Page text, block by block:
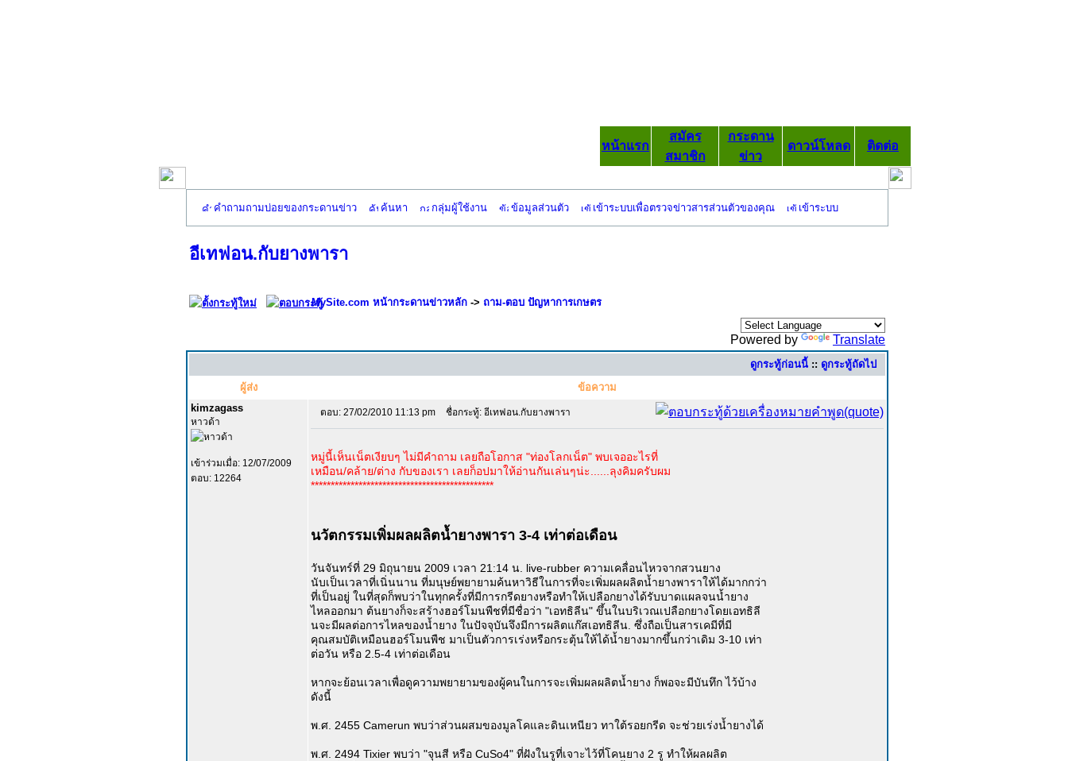
หน้าแรก
สมัคร
สมาชิก
กระดาน
ข่าว
ดาวน์โหลด ติดต่อ
คำถามถามบ่อยของกระดานข่าว ค้นหา กลุ่มผู้ใช้งาน ข้อมูลส่วนตัว เข้าระบบเพื่อตรวจข่าวสารส่วนตัวของคุณ เข้าระบบ
อีเทฟอน.กับยางพารา
MySite.com หน้ากระดานข่าวหลัก -> ถาม-ตอบ ปัญหาการเกษตร
Powered by Translate
ดูกระทู้ก่อนนี้ :: ดูกระทู้ถัดไป
ผู้ส่ง
ข้อความ
kimzagass
หาวด้า
เข้าร่วมเมื่อ: 12/07/2009
ตอบ: 12264
ตอบ: 27/02/2010 11:13 pm ชื่อกระทู้: อีเทฟอน.กับยางพารา
หมู่นี้เห็นเน็ตเงียบๆ ไม่มีคำถาม เลยถือโอกาส "ท่องโลกเน็ต" พบเจออะไรที่
เหมือน/คล้าย/ต่าง กับของเรา เลยก็อปมาให้อ่านกันเล่นๆน่ะ......ลุงคิมครับผม
**********************************************
นวัตกรรมเพิ่มผลผลิตน้ำยางพารา 3-4 เท่าต่อเดือน
วันจันทร์ที่ 29 มิถุนายน 2009 เวลา 21:14 น. live-rubber ความเคลื่อนไหวจากสวนยาง
นับเป็นเวลาที่เนิ่นนาน ที่มนุษย์พยายามค้นหาวิธีในการที่จะเพิ่มผลผลิตน้ำยางพาราให้ได้มากกว่า
ที่เป็นอยู่ ในที่สุดก็พบว่าในทุกครั้งที่มีการกรีดยางหรือทำให้เปลือกยางได้รับบาดแผลจนน้ำยาง
ไหลออกมา ต้นยางก็จะสร้างฮอร์โมนพืชที่มีชื่อว่า "เอทธิลีน" ขึ้นในบริเวณเปลือกยางโดยเอทธิลี
นจะมีผลต่อการไหลของน้ำยาง ในปัจจุบันจึงมีการผลิตแก๊สเอทธิลีน. ซึ่งถือเป็นสารเคมีที่มี
คุณสมบัติเหมือนฮอร์โมนพืช มาเป็นตัวการเร่งหรือกระตุ้นให้ได้น้ำยางมากขึ้นกว่าเดิม 3-10 เท่า
ต่อวัน หรือ 2.5-4 เท่าต่อเดือน
หากจะย้อนเวลาเพื่อดูความพยายามของผู้คนในการจะเพิ่มผลผลิตน้ำยาง ก็พอจะมีบันทึก ไว้บ้าง
ดังนี้
พ.ศ. 2455 Camerun พบว่าส่วนผสมของมูลโคและดินเหนียว ทาใต้รอยกรีด จะช่วยเร่งน้ำยางได้
พ.ศ. 2494 Tixier พบว่า "จุนสี หรือ CuSo4" ที่ฝังในรูที่เจาะไว้ที่โคนยาง 2 รู ทำให้ผลผลิต